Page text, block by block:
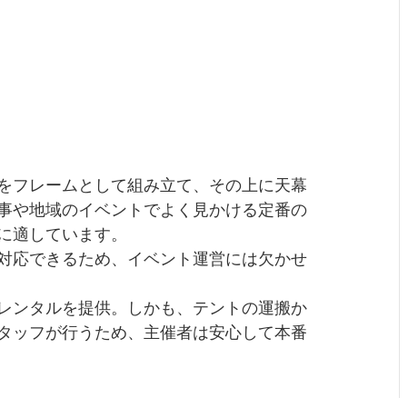
フレームとして組み立て、その上に天幕
や地域のイベントでよく見かける定番の
適しています。
応できるため、イベント運営には欠かせ
ンタルを提供。しかも、テントの運搬か
ッフが行うため、主催者は安心して本番